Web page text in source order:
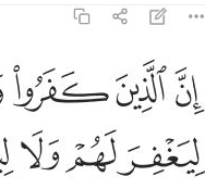
ان الذين كفروا وظلموا لم يكن
إِنَّ ٱلَّذِينَ كَفَرُوا۟ وَظَلَمُوا۟ لَمْ
ﲜﲝﲞ
ﲣﲤﲥ